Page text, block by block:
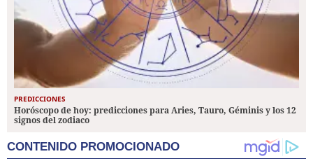
PREDICCIONES
Horóscopo de hoy: predicciones para Aries, Tauro, Géminis y los 12
signos del zodiaco
CONTENIDO PROMOCIONADO